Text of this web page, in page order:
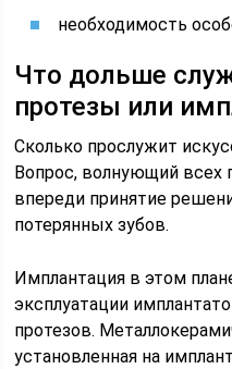
необходимость
Что дольше
протезы или
Сколько прослужит
Вопрос, волнующий всех
впереди принятие
потерянных зубов.
Имплантация в этом
эксплуатации
протезов.
установленная на